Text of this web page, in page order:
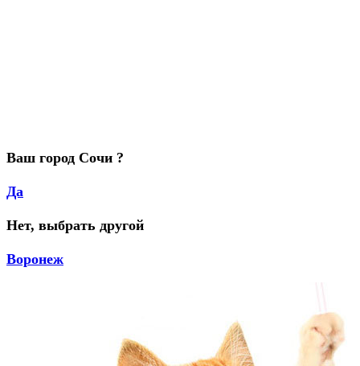
Ваш город Сочи ?
Да
Нет, выбрать другой
Воронеж